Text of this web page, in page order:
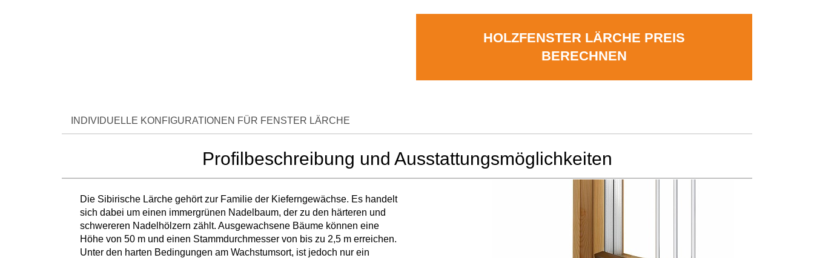
HOLZFENSTER LÄRCHE PREIS
BERECHNEN
INDIVIDUELLE KONFIGURATIONEN FÜR FENSTER LÄRCHE
Profilbeschreibung und Ausstattungsmöglichkeiten
Die Sibirische Lärche gehört zur Familie der Kieferngewächse. Es handelt
sich dabei um einen immergrünen Nadelbaum, der zu den härteren und
schwereren Nadelhölzern zählt. Ausgewachsene Bäume können eine
Höhe von 50 m und einen Stammdurchmesser von bis zu 2,5 m erreichen.
Unter den harten Bedingungen am Wachstumsort, ist jedoch nur ein